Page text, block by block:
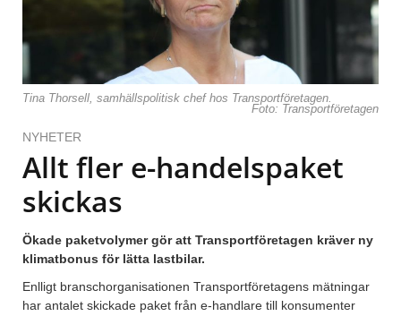
Tina Thorsell, samhällspolitisk chef hos Transportföretagen.
Foto: Transportföretagen
NYHETER
Allt fler e-handelspaket
skickas
Ökade paketvolymer gör att Transportföretagen kräver ny
klimatbonus för lätta lastbilar.
Enlligt branschorganisationen Transportföretagens mätningar
har antalet skickade paket från e-handlare till konsumenter